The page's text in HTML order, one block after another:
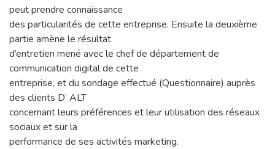
peut prendre connaissance
des particularités de cette entreprise. Ensuite la deuxième
partie amène le résultat
d’entretien mené avec le chef de département de
communication digital de cette
entreprise, et du sondage effectué (Questionnaire) auprès
des clients D’ ALT
concernant leurs préférences et leur utilisation des réseaux
sociaux et sur la
performance de ses activités marketing.